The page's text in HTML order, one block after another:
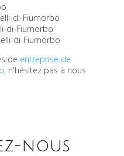
di-Fiumorbo
di-Fiumorbo
di-Fiumorbo
de entreprise de
, n'hésitez pas à nous
nous